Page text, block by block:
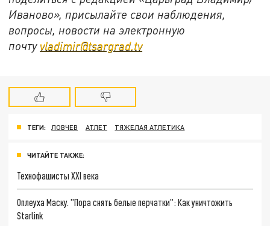
Иваново», присылайте свои наблюдения,
вопросы, новости на электронную
почту vladimir@tsargrad.tv
ТЕГИ: ЛОВЧЕВ АТЛЕТ ТЯЖЕЛАЯ АТЛЕТИКА
ЧИТАЙТЕ ТАКЖЕ:
Технофашисты XXI века
Оплеуха Маску. "Пора снять белые перчатки": Как уничтожить
Starlink